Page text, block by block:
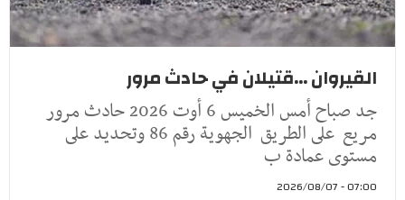
القيروان ...قتيلان في حادث مرور
جد صباح أمس الخميس 6 أوت 2026 حادث مرور
مريع على الطريق الجهوية رقم 86 وتحديد على
مستوى عمادة ب
07:00 - 2026/08/07